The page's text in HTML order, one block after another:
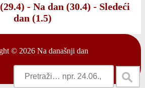
- Na dan (30.4) - Sledeći
dan (1.5)
© 2026 Na današnji dan